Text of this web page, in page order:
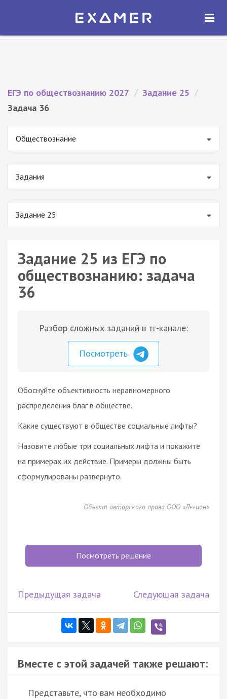
Экзамер — ЕГЭ 2027
ОТКРЫТЬ
ЕГЭ по обществознанию 2027 / Задание 25 /
Задача 36
Обществознание
Задания
Задание 25
Задание 25 из ЕГЭ по
обществознанию: задача
36
Разбор сложных заданий в тг-канале:
Посмотреть
Обоснуйте объективность неравномерного
распределения благ в обществе.
Какие существуют в обществе социальные лифты?
Назовите любые три социальных лифта и покажите
на примерах их действие. Примеры должны быть
сформулированы развернуто.
Объект авторского права ООО «Легион»
Посмотреть решение
Предыдущая задача Следующая задача
Вместе с этой задачей также решают:
Представьте, что вам необходимо